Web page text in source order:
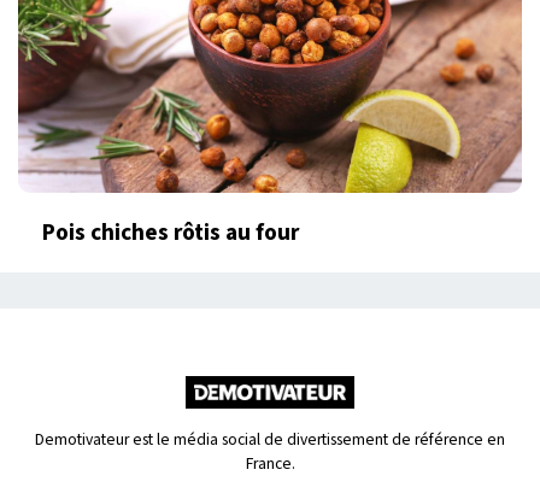
Pois chiches rôtis au four
Demotivateur est le média social de divertissement de référence en
France.